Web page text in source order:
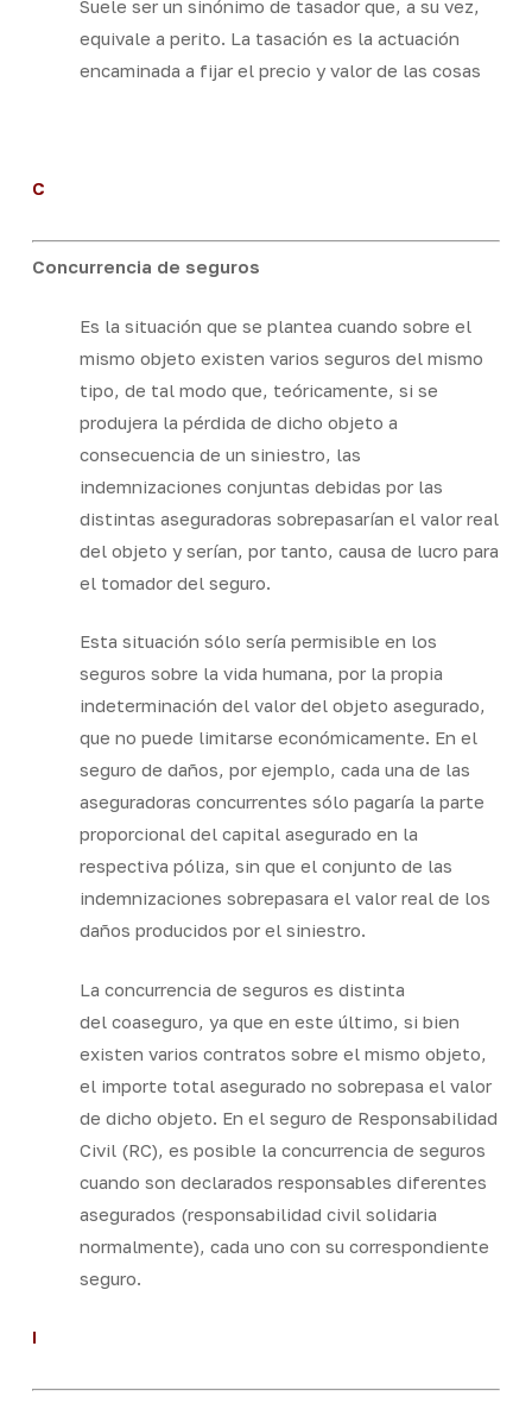
Suele ser un sinónimo de tasador que, a su vez,
equivale a perito. La tasación es la actuación
encaminada a fijar el precio y valor de las cosas
C
Concurrencia de seguros
Es la situación que se plantea cuando sobre el
mismo objeto existen varios seguros del mismo
tipo, de tal modo que, teóricamente, si se
produjera la pérdida de dicho objeto a
consecuencia de un siniestro, las
indemnizaciones conjuntas debidas por las
distintas aseguradoras sobrepasarían el valor real
del objeto y serían, por tanto, causa de lucro para
el tomador del seguro.
Esta situación sólo sería permisible en los
seguros sobre la vida humana, por la propia
indeterminación del valor del objeto asegurado,
que no puede limitarse económicamente. En el
seguro de daños, por ejemplo, cada una de las
aseguradoras concurrentes sólo pagaría la parte
proporcional del capital asegurado en la
respectiva póliza, sin que el conjunto de las
indemnizaciones sobrepasara el valor real de los
daños producidos por el siniestro.
La concurrencia de seguros es distinta
del coaseguro, ya que en este último, si bien
existen varios contratos sobre el mismo objeto,
el importe total asegurado no sobrepasa el valor
de dicho objeto. En el seguro de Responsabilidad
Civil (RC), es posible la concurrencia de seguros
cuando son declarados responsables diferentes
asegurados (responsabilidad civil solidaria
normalmente), cada uno con su correspondiente
seguro.
I